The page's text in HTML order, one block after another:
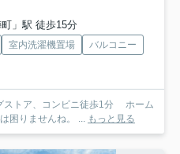
」駅 徒歩15分
室内洗濯機置場
バルコニー
トア、コンビニ徒歩1分 ホーム
困りませんね。 ... もっと見る